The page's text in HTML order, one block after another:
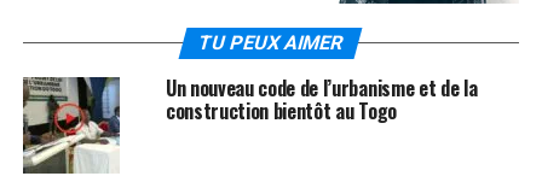
TU PEUX AIMER
Un nouveau code de l’urbanisme et de la
construction bientôt au Togo